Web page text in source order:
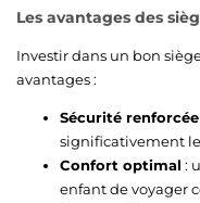
Les avantages des
Investir dans un bon
avantages :
Sécurité renforcée
significativement
Confort optimal :
enfant de voyager